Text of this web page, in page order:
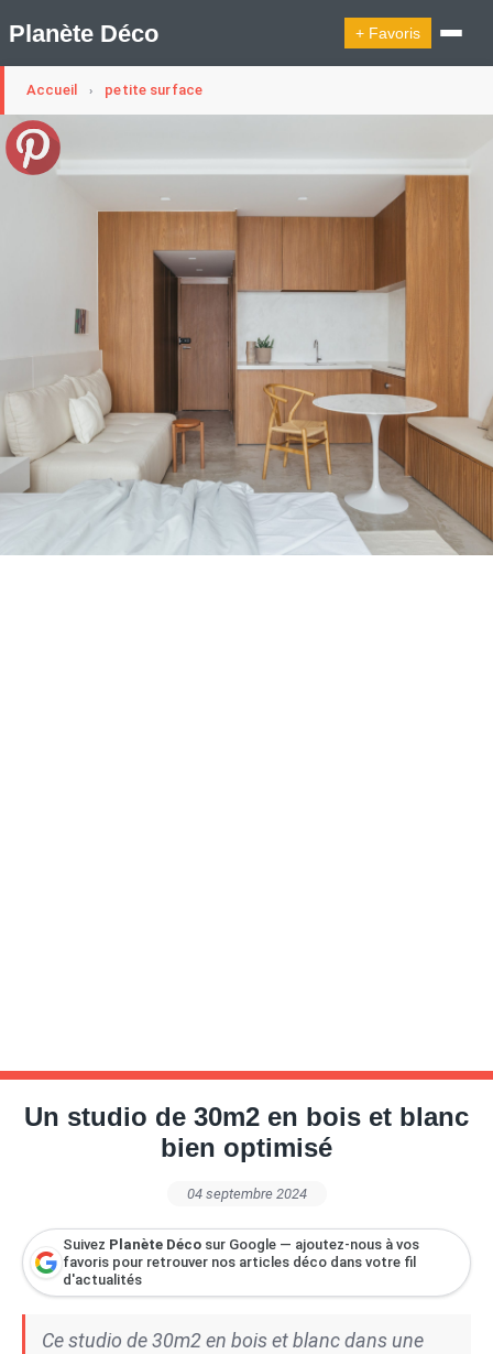
Planète Déco + Favoris
🛍︎ Shop Planète Déco
Appartement Design Cabanes
Decoration Noël
Design Suédois En Quelques Photos
Idées Déco En 10 Photos
La Semaine Décoration Et Design
Maison En Ville
Tendance
Interieurs Scandinaves
La Décoration Selon Votre Signe Astrologique
Les Trouvailles Déco Du Jour
Loft
Maison Appartement Écologique
Maison Container/container House
Maison D'hôtes
Maison Et Appartement Vintage
On Décode La Déco
Petite Surface
Piscine Question De Style
Renovation
Accueil › petite surface
Un studio de 30m2 en bois et blanc
bien optimisé
04 septembre 2024
Suivez Planète Déco sur Google — ajoutez-nous à vos
favoris pour retrouver nos articles déco dans votre fil
d'actualités
Ce studio de 30m2 en bois et blanc dans une